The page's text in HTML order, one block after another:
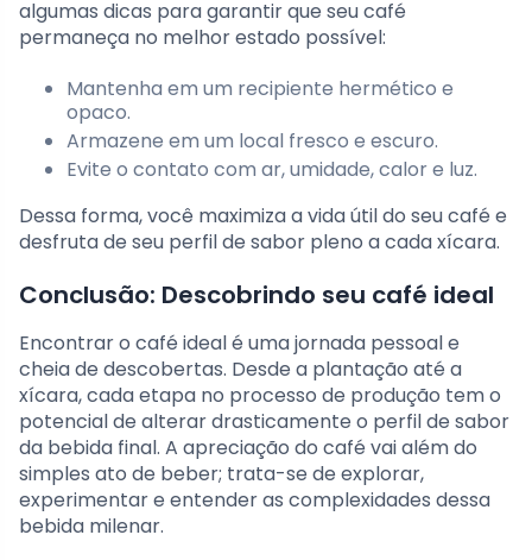
algumas dicas para garantir que seu café
permaneça no melhor estado possível:
Mantenha em um recipiente hermético e
opaco.
Armazene em um local fresco e escuro.
Evite o contato com ar, umidade, calor e luz.
Dessa forma, você maximiza a vida útil do seu café e
desfruta de seu perfil de sabor pleno a cada xícara.
Conclusão: Descobrindo seu café ideal
Encontrar o café ideal é uma jornada pessoal e
cheia de descobertas. Desde a plantação até a
xícara, cada etapa no processo de produção tem o
potencial de alterar drasticamente o perfil de sabor
da bebida final. A apreciação do café vai além do
simples ato de beber; trata-se de explorar,
experimentar e entender as complexidades dessa
bebida milenar.